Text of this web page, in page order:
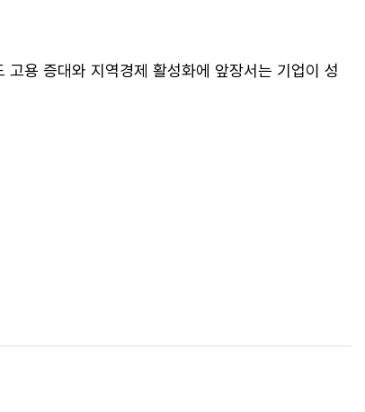
용 증대와 지역경제 활성화에 앞장서는 기업이 성